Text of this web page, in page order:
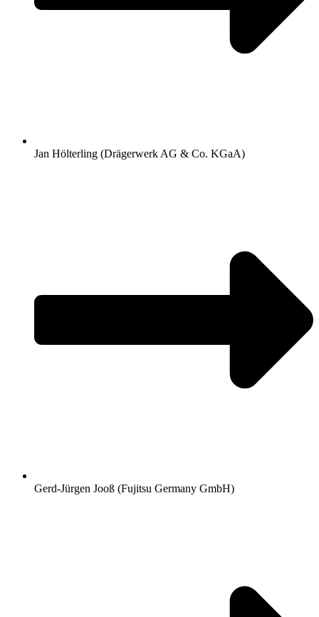
Jan Hölterling (Drägerwerk AG & Co. KGaA)
Gerd-Jürgen Jooß (Fujitsu Germany GmbH)